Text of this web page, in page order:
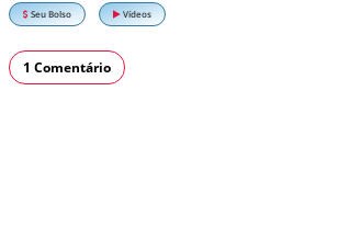
Seu Bolso Vídeos
1 Comentário